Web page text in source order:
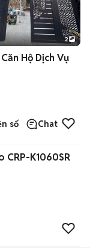
2
Hộ Dịch Vụ
số Chat
CRP-K1060SR